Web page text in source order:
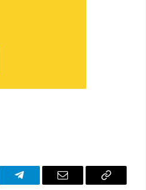
Telegram Email
Copy